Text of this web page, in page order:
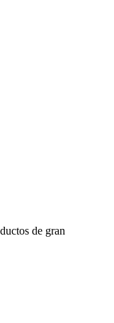
de gran